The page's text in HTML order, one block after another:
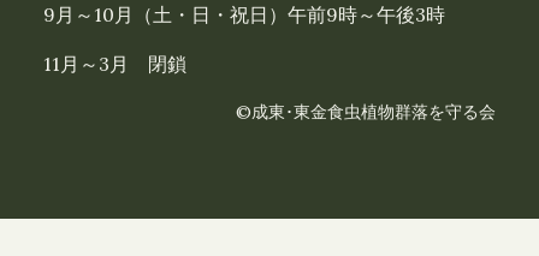
9月～10月（土・日・祝日）午前9時～午後3時
11月～3月 閉鎖
©成東･東金食虫植物群落を守る会